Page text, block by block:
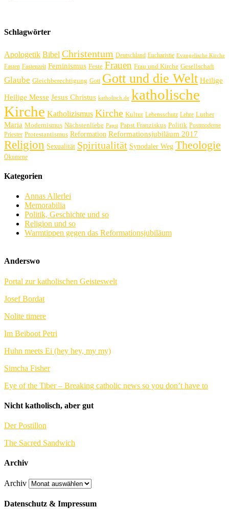
Schlagwörter
Apologetik Bibel Christentum Deutschland Eucharistie Evangelische Kirche
Fasten Fastenzeit Feminismus Feste Frauen Frau und Kirche Gesellschaft
Glaube Gleichberechtigung Gott Gott und die Welt Heilige
Heilige Messe Jesus Christus katholisch.de katholische
Kirche Katholizismus Kirche Kultur Lebensschutz Lehre Luther
Maria Modernismus Nächstenliebe Papst Papst Franziskus Politik Postmoderne
Priester Protestantismus Reformation Reformationsjubiläum 2017
Religion Sexualität Spiritualität Synodaler Weg Theologie
Ökumene
Kategorien
Annas Allerlei
Memorabilia
Politik, Geschichte und so
Religion und so
Warmtippen gegen das Reformationsjubiläum
Anderswo
Portal zur katholischen Geisteswelt
Josef Bordat
Nolite timere
Im Beiboot Petri
Huhn meets Ei (hey hey, my my)
Simcha Fisher
Eye of the Tiber – Breaking catholic news so you don’t have to
Nicht katholisch, aber gut
Der Postillon
The Sacred Sandwich
Archiv
Archiv
Datenschutz & Impressum